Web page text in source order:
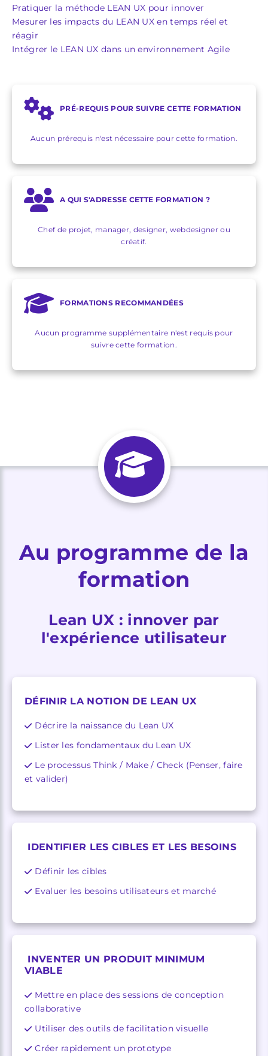
Pratiquer la méthode LEAN UX pour innover
Mesurer les impacts du LEAN UX en temps réel et
réagir
Intégrer le LEAN UX dans un environnement Agile
PRÉ-REQUIS POUR SUIVRE CETTE FORMATION
Aucun prérequis n'est nécessaire pour cette formation.
A QUI S'ADRESSE CETTE FORMATION ?
Chef de projet, manager, designer, webdesigner ou
créatif.
FORMATIONS RECOMMANDÉES
Aucun programme supplémentaire n'est requis pour
suivre cette formation.
Au programme de la
formation
Lean UX : innover par
l'expérience utilisateur
DÉFINIR LA NOTION DE LEAN UX
Décrire la naissance du Lean UX
Lister les fondamentaux du Lean UX
Le processus Think / Make / Check (Penser, faire
et valider)
IDENTIFIER LES CIBLES ET LES BESOINS
Définir les cibles
Evaluer les besoins utilisateurs et marché
INVENTER UN PRODUIT MINIMUM
VIABLE
Mettre en place des sessions de conception
collaborative
Utiliser des outils de facilitation visuelle
Créer rapidement un prototype